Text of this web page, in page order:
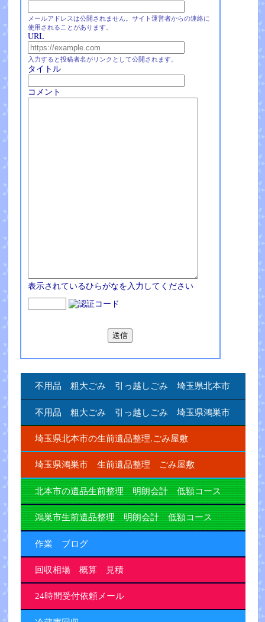
メールアドレスは公開されません。サイト運営者からの連絡に
使用されることがあります。
URL
入力すると投稿者名がリンクとして公開されます。
タイトル
コメント
表示されているひらがなを入力してください
不用品 粗大ごみ 引っ越しごみ 埼玉県北本市
不用品 粗大ごみ 引っ越しごみ 埼玉県鴻巣市
埼玉県北本市の生前遺品整理.ごみ屋敷
埼玉県鴻巣市 生前遺品整理 ごみ屋敷
北本市の遺品生前整理 明朗会計 低額コース
鴻巣市生前遺品整理 明朗会計 低額コース
作業 ブログ
回収相場 概算 見積
24時間受付依頼メール